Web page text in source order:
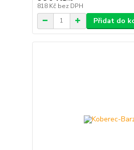
818 Kč bez DPH
Přidat do